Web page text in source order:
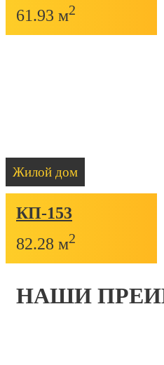
61.93 м2
Жилой дом
КП-153
82.28 м2
НАШИ